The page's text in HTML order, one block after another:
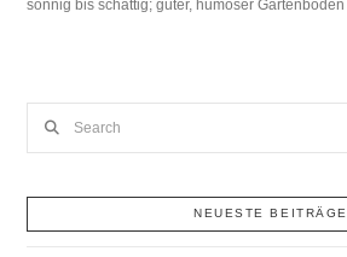
sonnig bis schattig; guter, humoser Gartenboden
NEUESTE BEITRÄGE